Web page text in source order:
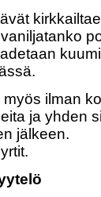
ilman
ja yhden
jälkeen.